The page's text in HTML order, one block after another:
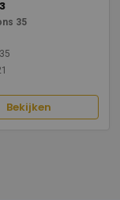
35
Bekijken